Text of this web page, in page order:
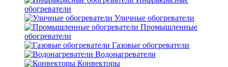
обогреватели
Уличные обогреватели
Промышленные
обогреватели
Газовые обогреватели
Водонагреватели
Конвекторы